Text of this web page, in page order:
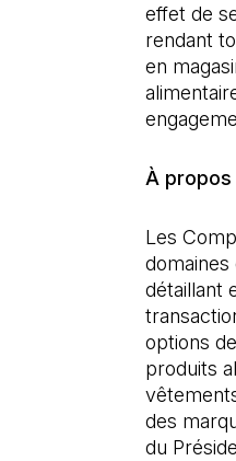
effet de
rendant
en
À propos
Les
domaines
détaillant
options
produits
des
du